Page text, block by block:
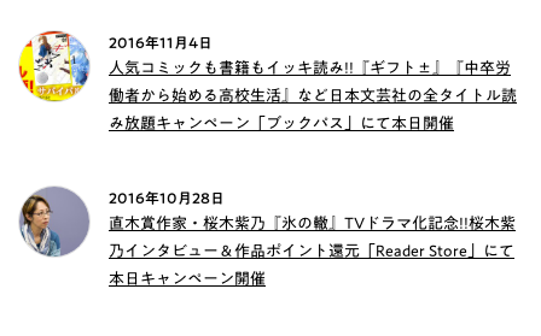
2016年11月4日
人気コミックも書籍もイッキ読み!!『ギフト±』『中卒労
働者から始める高校生活』など日本文芸社の全タイトル読
み放題キャンペーン「ブックパス」にて本日開催
2016年10月28日
直木賞作家・桜木紫乃『氷の轍』TVドラマ化記念!!桜木紫
乃インタビュー＆作品ポイント還元「Reader Store」にて
本日キャンペーン開催